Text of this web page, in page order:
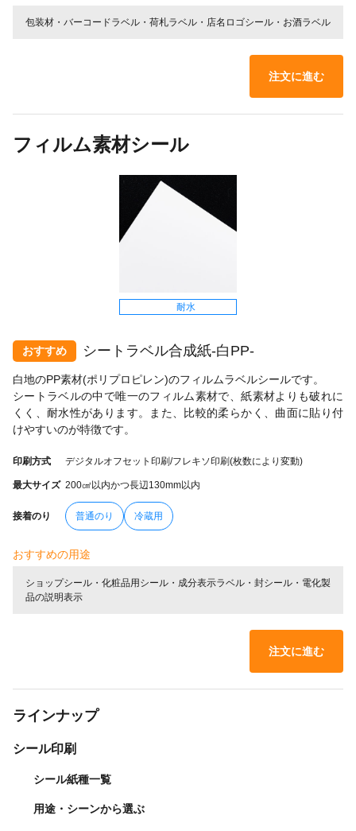
包装材・バーコードラベル・荷札ラベル・店名ロゴシール・お酒ラベル
注文に進む
フィルム素材シール
耐水
おすすめ シートラベル合成紙-白PP-
白地のPP素材(ポリプロピレン)のフィルムラベルシールです。
シートラベルの中で唯一のフィルム素材で、紙素材よりも破れに
くく、耐水性があります。また、比較的柔らかく、曲面に貼り付
けやすいのが特徴です。
印刷方式 デジタルオフセット印刷/フレキソ印刷(枚数により変動)
最大サイズ 200㎠以内かつ長辺130mm以内
接着のり 普通のり 冷蔵用
おすすめの用途
ショップシール・化粧品用シール・成分表示ラベル・封シール・電化製
品の説明表示
注文に進む
ラインナップ
シール印刷
シール紙種一覧
用途・シーンから選ぶ